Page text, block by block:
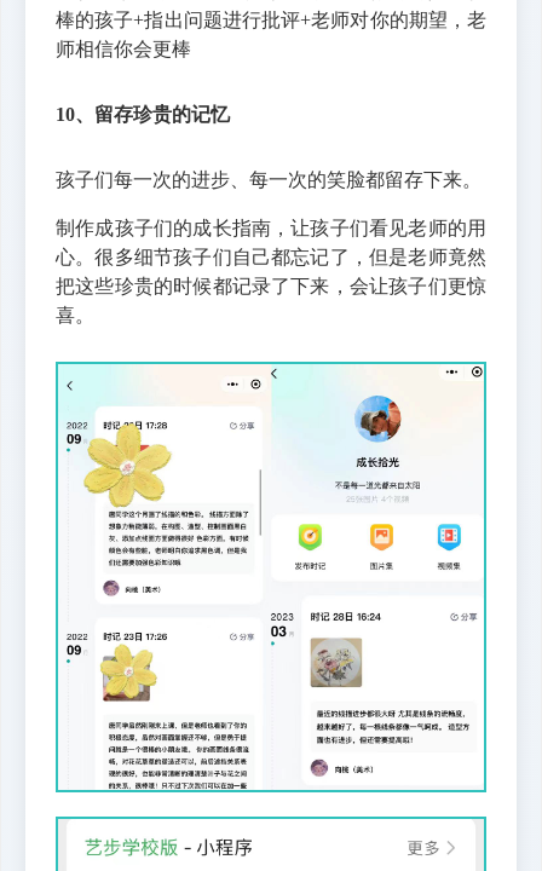
棒的孩子+指出问题进行批评+老师对你的期望，老
师相信你会更棒
10、留存珍贵的记忆
孩子们每一次的进步、每一次的笑脸都留存下来。
制作成孩子们的成长指南，让孩子们看见老师的用
心。很多细节孩子们自己都忘记了，但是老师竟然
把这些珍贵的时候都记录了下来，会让孩子们更惊
喜。